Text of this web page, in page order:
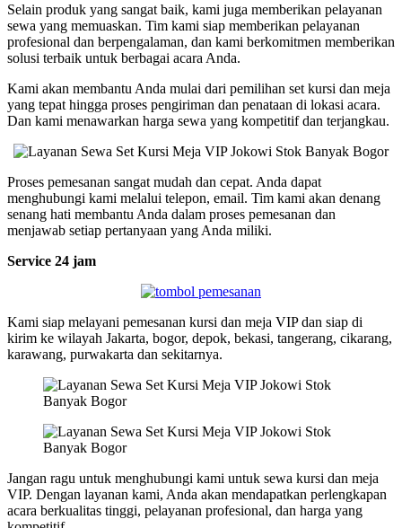
Selain produk yang sangat baik, kami juga memberikan pelayanan
sewa yang memuaskan. Tim kami siap memberikan pelayanan
profesional dan berpengalaman, dan kami berkomitmen memberikan
solusi terbaik untuk berbagai acara Anda.
Kami akan membantu Anda mulai dari pemilihan set kursi dan meja
yang tepat hingga proses pengiriman dan penataan di lokasi acara.
Dan kami menawarkan harga sewa yang kompetitif dan terjangkau.
Proses pemesanan sangat mudah dan cepat. Anda dapat
menghubungi kami melalui telepon, email. Tim kami akan denang
senang hati membantu Anda dalam proses pemesanan dan
menjawab setiap pertanyaan yang Anda miliki.
Service 24 jam
Kami siap melayani pemesanan kursi dan meja VIP dan siap di
kirim ke wilayah Jakarta, bogor, depok, bekasi, tangerang, cikarang,
karawang, purwakarta dan sekitarnya.
Jangan ragu untuk menghubungi kami untuk sewa kursi dan meja
VIP. Dengan layanan kami, Anda akan mendapatkan perlengkapan
acara berkualitas tinggi, pelayanan profesional, dan harga yang